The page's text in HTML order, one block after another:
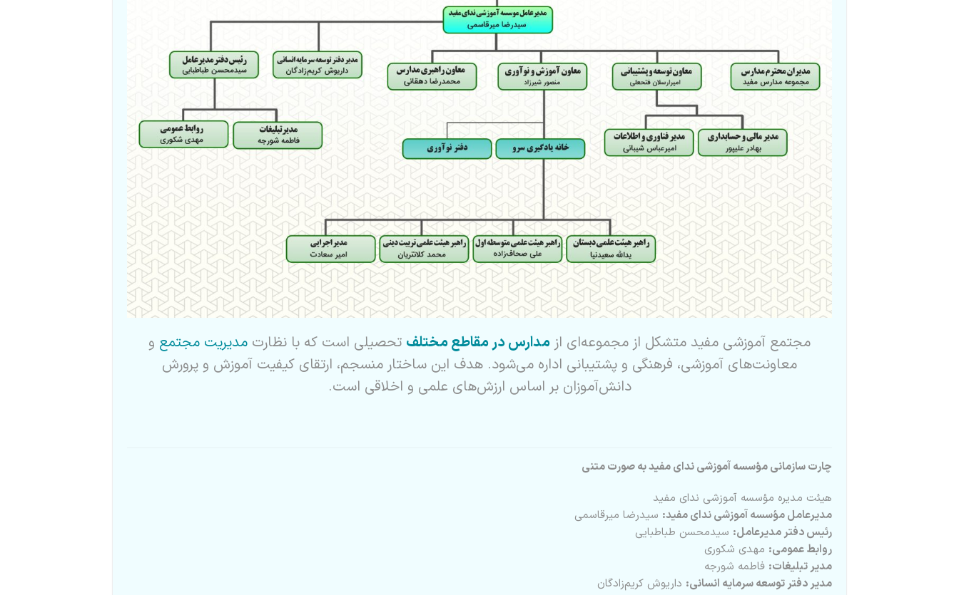
مجتمع آموزشی مفید متشکل از مجموعه‌ای از مدارس در مقاطع مختلف تحصیلی است که با نظارت مدیریت مجتمع و
معاونت‌های آموزشی، فرهنگی و پشتیبانی اداره می‌شود. هدف این ساختار منسجم، ارتقای کیفیت آموزش و پرورش
دانش‌آموزان بر اساس ارزش‌های علمی و اخلاقی است.
چارت سازمانی مؤسسه آموزشی ندای مفید به صورت متنی
هیئت مدیره مؤسسه آموزشی ندای مفید
مدیرعامل مؤسسه آموزشی ندای مفید: سیدرضا میرقاسمی
رئیس دفتر مدیرعامل: سیدمحسن طباطبایی
روابط عمومی: مهدی شکوری
مدیر تبلیغات: فاطمه شورجه
مدیر دفتر توسعه سرمایه انسانی: داریوش کریم‌زادگان